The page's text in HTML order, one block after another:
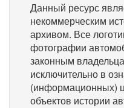
Данный ресурс
некоммерческим
архивом. Все
фотографии
законным
исключительно в
(информационных)
объектов истории